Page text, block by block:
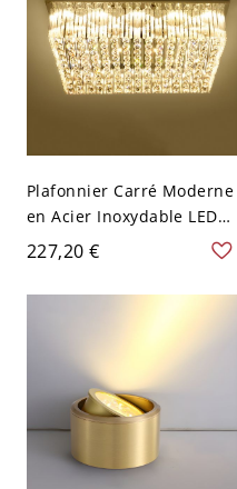
Plafonnier Carré Moderne
en Acier Inoxydable LED
Luminaire Affleurant en
Argent Décor en Cristal -
Argent 110 V-120 V 50,8
227,20 €